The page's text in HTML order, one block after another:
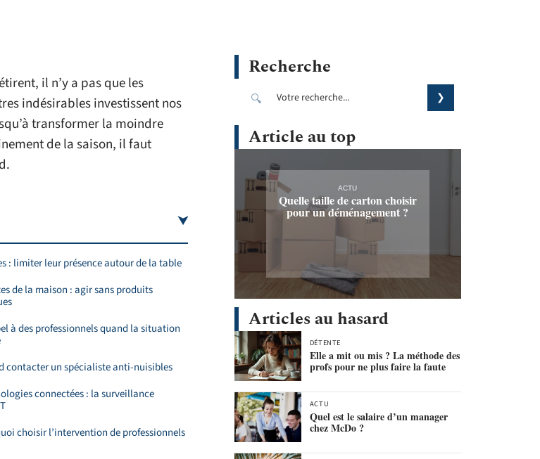
il n’y a pas que les
indésirables investissent nos
transformer la moindre
de la saison, il faut
: limiter leur présence autour de la table
de la maison : agir sans produits
à des professionnels quand la situation
contacter un spécialiste anti-nuisibles
connectées : la surveillance
choisir l’intervention de professionnels
Recherche
Article au top
ACTU
Quelle taille de carton choisir
pour un déménagement ?
Articles au hasard
DÉTENTE
Elle a mit ou mis ? La méthode des
profs pour ne plus faire la faute
ACTU
Quel est le salaire d’un manager
chez McDo ?